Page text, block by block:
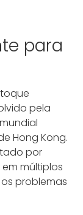
para
pela
Hong Kong.
por
múltiplos
problemas